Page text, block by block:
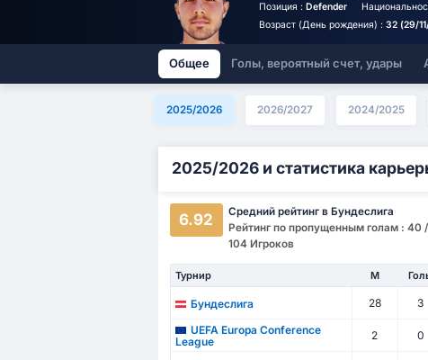
Позиция :Defender
Возраст (День рождения) :32 (29/
Общее Голы, вероятный счет, удары
2025/2026 2026/2027 2024/2025
2025/2026 и статистика
6.92
Средний рейтинг в Бундеслига
Рейтинг по пропущенным голам : 40 /
104 Игроков
Турнир М
Бундеслига 28 3
UEFA Europa Conference
League
2 0